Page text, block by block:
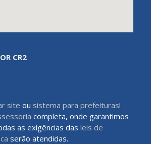
CR2
site ou sistema para prefeituras!
completa, onde garantimos
as exigências das leis de
serão atendidas.